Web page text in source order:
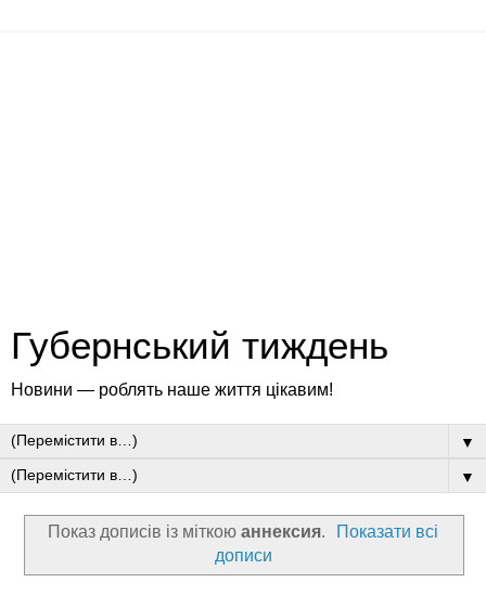
Губернський тиждень
Новини — роблять наше життя цікавим!
▼
▼
Показ дописів із міткою аннексия.
Показати всі
дописи